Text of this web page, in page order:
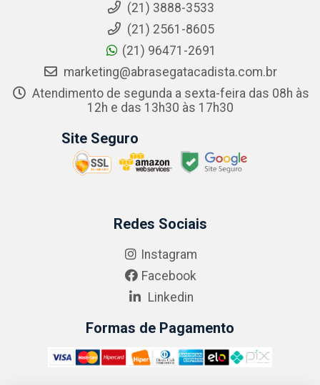
(21) 3888-3533
(21) 2561-8605
(21) 96471-2691
marketing@abrasegatacadista.com.br
Atendimento de segunda a sexta-feira das 08h às
12h e das 13h30 às 17h30
Site Seguro
Redes Sociais
Instagram
Facebook
Linkedin
Formas de Pagamento